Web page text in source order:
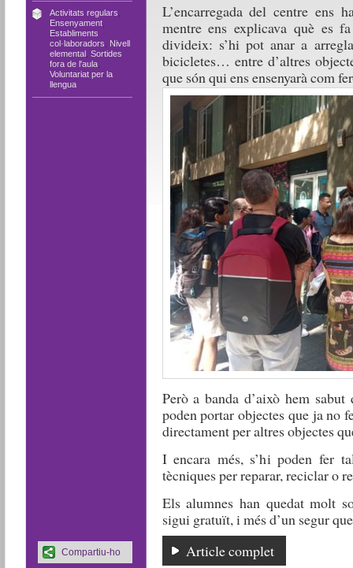
Activitats regulars
Ensenyament,
Establiments
col·laboradors
Nivell
elemental
Sortides
fora de l'aula,
Voluntariat per la
llengua
L’encarregada del centre ens
mentre ens explicava què es
divideix: s’hi pot anar a
bicicletes… entre d’altres
que són qui ens ensenyarà com
Però a banda d’això hem
poden portar objectes que ja no
directament per altres objectes
I encara més, s’hi poden fer
tècniques per reparar, reciclar o
Els alumnes han quedat molt
sigui gratuït, i més d’un segur
Article complet
Compartiu-ho